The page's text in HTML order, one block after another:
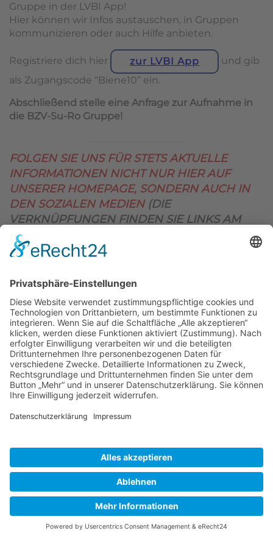
Gruppe in der LVBI App!
Hier können wir Infos austauschen, in Gruppen
kommunizieren oder auch Hilfe anbieten.
Registriere dich hier zur LVBI App
und gib
als Zugangscode “Biene10” ein.
Abschließend stelle eine Anfrage zur Aufnahme in
die BZV-Su-Ro Gruppe!
FOLGEN SIE UNS FÜR STETS AKTUELLE
INFORMATIONEN NICHT NUR HIER AUF
UNSERER HOMEPAGE, SONDERN AUCH IN
DEN SOZIALEN MEDIEN (DIE
VERKNÜPFUNGEN FINDEN SIE LINKS AM
OBEREN SEITENRAND)
BIENENZUCHTVEREIN SULZBACH-ROSENBERG
1871 E.V.
1. Vorsitzender
Matthias Bohmann
Siebeneichen 13
92237 Sulzbach-Rosenberg
E-Mail: vorstand@bienenzuchtverein-sulzbach-
Copyright © Bienenzuchtverein
Sulzbach-Rosenberg 1871 e.V.
Kontakt|Impressum|Datenschutzerklärung|
Cookie-Einstellungen